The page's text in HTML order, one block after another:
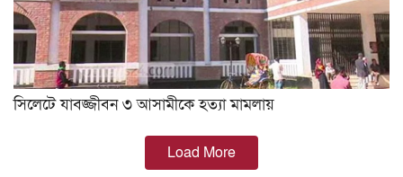
সিলেটে যাবজ্জীবন ৩ আসামীকে হত্যা মামলায়
Load More